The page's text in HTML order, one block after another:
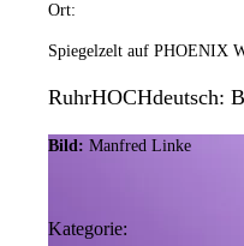
Ort:
Spiegelzelt auf PHOENIX
RuhrHOCHdeutsch:
Bild: Manfred Linke
Kategorie: